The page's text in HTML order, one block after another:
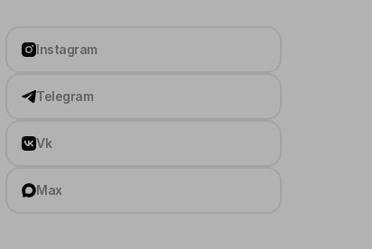
Instagram
Telegram
Vk
Max